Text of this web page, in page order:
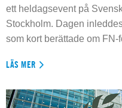
ett heldagsevent på
Stockholm. Dagen
som kort berättade om
LÄS MER